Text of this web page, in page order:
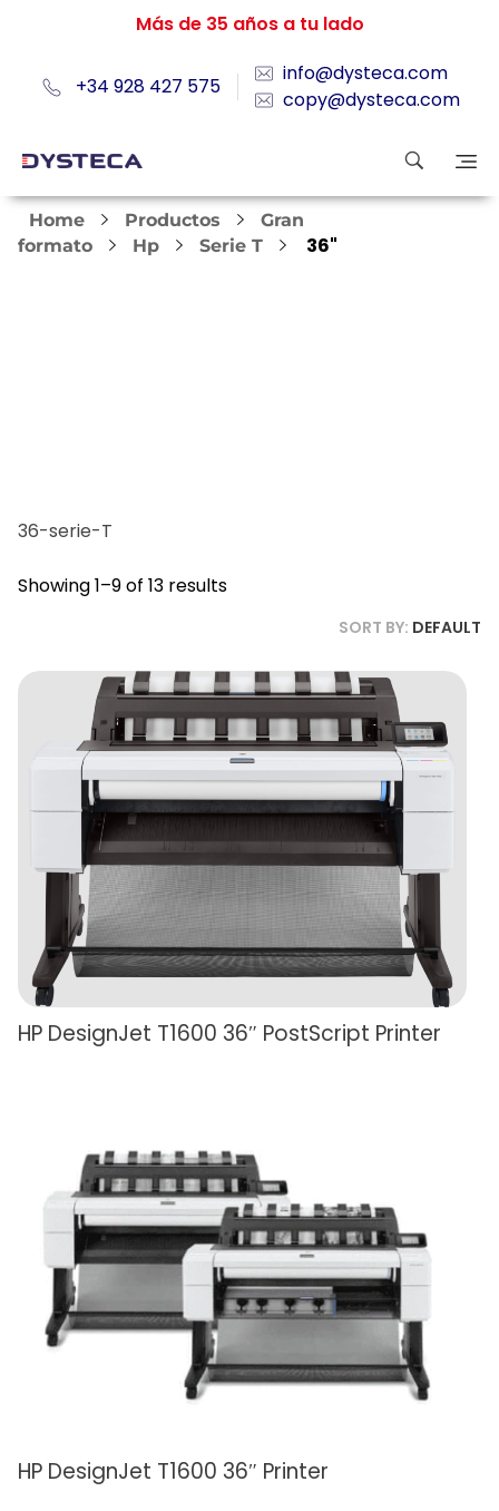
Más de 35 años a tu lado
+34 928 427 575
info@dysteca.com
copy@dysteca.com
Home Productos
Gran
formato
Hp Serie T 36"
36-serie-T
Showing 1–9 of 13 results
SORT BY: DEFAULT
HP DesignJet T1600 36″ PostScript Printer
HP DesignJet T1600 36″ Printer